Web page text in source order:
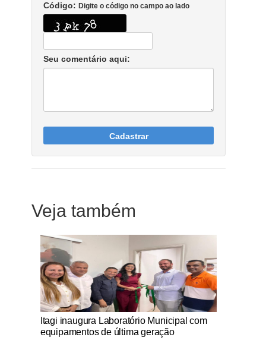
Código: Digite o código no campo ao lado
Seu comentário aqui:
Cadastrar
Veja também
Notícias Católicas
Itagi inaugura Laboratório Municipal com
equipamentos de última geração